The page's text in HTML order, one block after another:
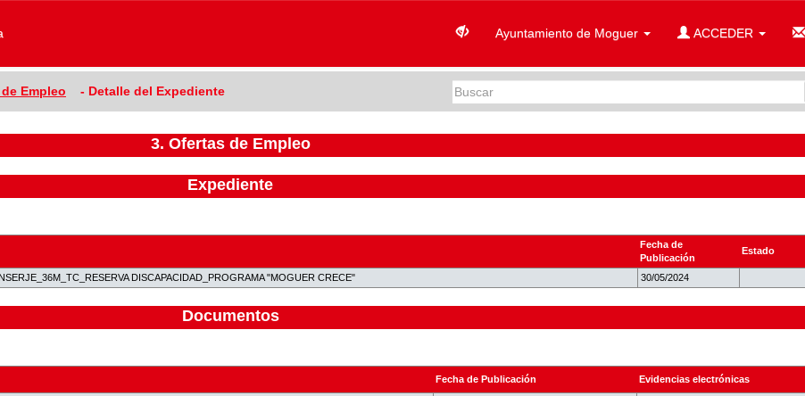
Ayuntamiento de Moguer ACCEDER
Empleo - Detalle del Expediente
3. Ofertas de Empleo
Expediente
Fecha de
Publicación
Estado
DISCAPACIDAD_PROGRAMA "MOGUER CRECE" 30/05/2024
Documentos
Fecha de Publicación Evidencias electrónicas